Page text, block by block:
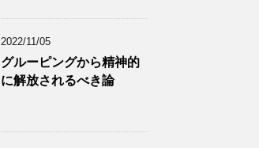
2022/11/05
グルーピングから精神的
に解放されるべき論